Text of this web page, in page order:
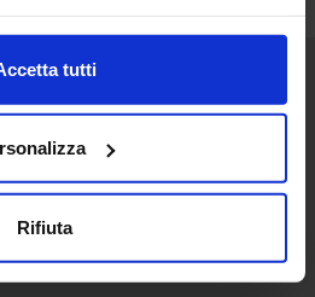
tutti
Rifiuta
Senaf srl
39 051.325511
02.332039460